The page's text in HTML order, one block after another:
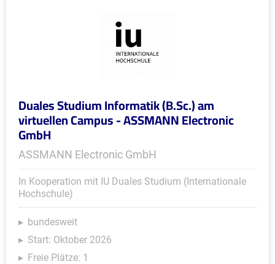
Duales Studium Informatik (B.Sc.) am
virtuellen Campus - ASSMANN Electronic
GmbH
ASSMANN Electronic GmbH
In Kooperation mit IU Duales Studium (Internationale
Hochschule)
bundesweit
Start: Oktober 2026
Freie Plätze: 1